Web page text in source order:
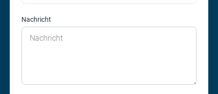
Nachricht